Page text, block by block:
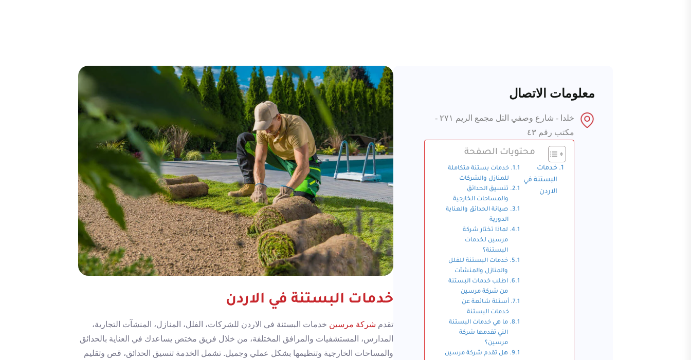
معلومات الاتصال
خلدا - شارع وصفي التل مجمع الريم ٢٧١ -
مكتب رقم ٤٣
محتويات الصفحة
خدمات
البستنة في
الاردن
خدمات بستنة متكاملة
للمنازل والشركات
تنسيق الحدائق
والمساحات الخارجية
صيانة الحدائق والعناية
الدورية
لماذا تختار شركة
مرسين لخدمات
البستنة؟
خدمات البستنة للفلل
والمنازل والمنشآت
اطلب خدمات البستنة
من شركة مرسين
أسئلة شائعة عن
خدمات البستنة
ما هي خدمات البستنة
التي تقدمها شركة
مرسين؟
هل تقدم شركة مرسين
خدمات البستنة في الاردن
تقدم شركة مرسين خدمات البستنة في الاردن للشركات، الفلل، المنازل، المنشآت التجارية،
المدارس، المستشفيات والمرافق المختلفة، من خلال فريق مختص يساعدك في العناية بالحدائق
والمساحات الخارجية وتنظيمها بشكل عملي وجميل. تشمل الخدمة تنسيق الحدائق، قص وتقليم